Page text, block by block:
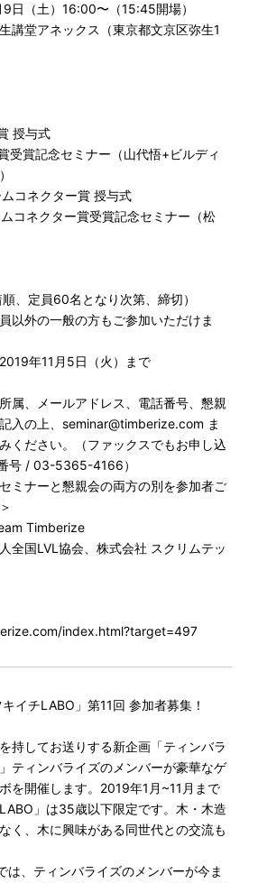
9日（土）16:00〜（15:45開場）
講堂アネックス（東京都文京区弥生1
授与式
賞記念セミナー（山代悟+ビルディ
コネクター賞 授与式
ネクター賞受賞記念セミナー（松
、定員60名となり次第、締切）
以外の一般の方もご参加いただけま
年11月5日（火）まで
属、メールアドレス、電話番号、懇親
入の上、seminar@timberize.com ま
ください。（ファックスでもお申し込
号 / 03-5365-4166）
ミナーと懇親会の両方の別を参加者ご
Timberize
全国LVL協会、株式会社 スクリムテッ
index.html?target=497
イチLABO」第11回 参加者募集！
持してお送りする新企画「ティンバラ
ティンバライズのメンバーが豪華なゲ
を開催します。2019年1月~11月まで
」は35歳以下限定です。木・木造
く、木に興味がある同世代との交流も
は、ティンバライズのメンバーが今ま